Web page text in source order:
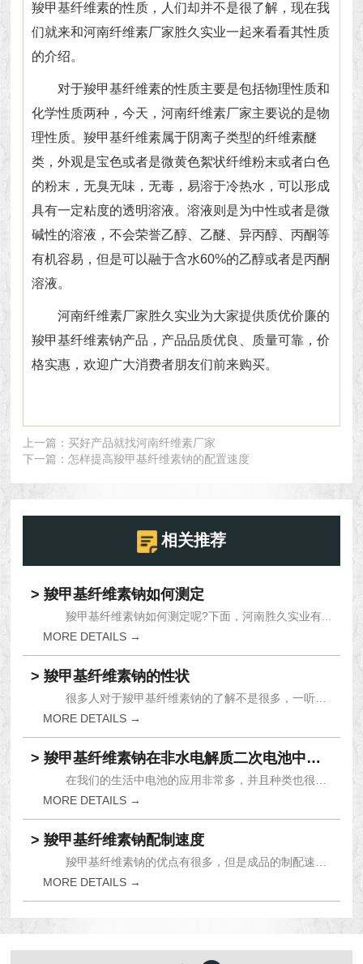
羧甲基纤维素的性质，人们却并不是很了解，现在我
们就来和河南纤维素厂家胜久实业一起来看看其性质
的介绍。
对于羧甲基纤维素的性质主要是包括物理性质和
化学性质两种，今天，河南纤维素厂家主要说的是物
理性质。羧甲基纤维素属于阴离子类型的纤维素醚
类，外观是宝色或者是微黄色絮状纤维粉末或者白色
的粉末，无臭无味，无毒，易溶于冷热水，可以形成
具有一定粘度的透明溶液。溶液则是为中性或者是微
碱性的溶液，不会荣誉乙醇、乙醚、异丙醇、丙酮等
有机容易，但是可以融于含水60%的乙醇或者是丙酮
溶液。
河南纤维素厂家胜久实业为大家提供质优价廉的
羧甲基纤维素钠产品，产品品质优良、质量可靠，价
格实惠，欢迎广大消费者朋友们前来购买。
上一篇：买好产品就找河南纤维素厂家
下一篇：怎样提高羧甲基纤维素钠的配置速度
相关推荐
> 羧甲基纤维素钠如何测定
羧甲基纤维素钠如何测定呢?下面，河南胜久实业有...
MORE DETAILS →
> 羧甲基纤维素钠的性状
MORE DETAILS →
> 羧甲基纤维素钠在非水电解质二次电池中的应用
MORE DETAILS →
> 羧甲基纤维素钠配制速度
MORE DETAILS →